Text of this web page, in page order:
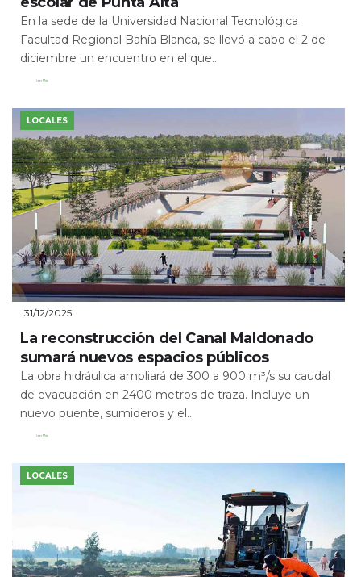
En la sede de la Universidad Nacional Tecnológica
Facultad Regional Bahía Blanca, se llevó a cabo el 2 de
diciembre un encuentro en el que...
Leer Más
LOCALES
31/12/2025
La reconstrucción del Canal Maldonado
sumará nuevos espacios públicos
La obra hidráulica ampliará de 300 a 900 m³/s su caudal
de evacuación en 2400 metros de traza. Incluye un
nuevo puente, sumideros y el...
Leer Más
LOCALES